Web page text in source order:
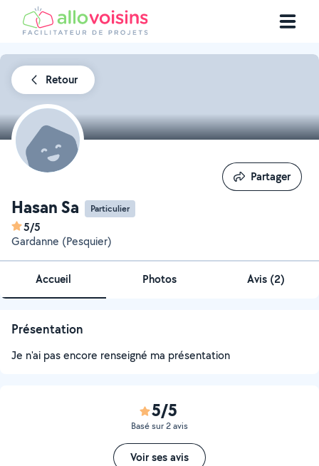
Retour
Hasan Sa Particulier
5/5
Gardanne (Pesquier)
Partager
Partager
Accueil Photos Avis (2)
Présentation
Je n'ai pas encore renseigné ma présentation
5/5
Basé sur 2 avis
Voir ses avis